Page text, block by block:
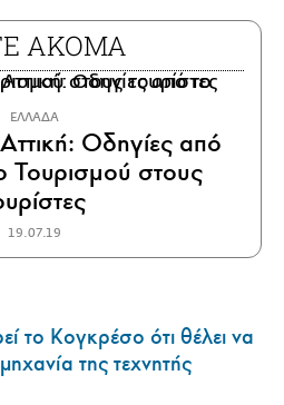
ΑΚΟΜΑ
ΕΛΛΑΔΑ
Οδηγίες από
Τουρισμού στους
19.07.19
το Κογκρέσο ότι θέλει να
της τεχνητής